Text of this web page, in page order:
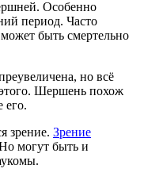
Особенно
период. Часто
быть смертельно
но всё
Шершень похож
его.
зрение. Зрение
могут быть и